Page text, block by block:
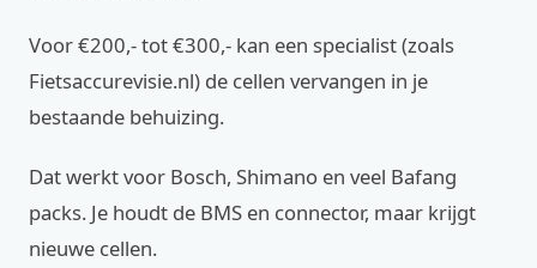
Voor €200,- tot €300,- kan een specialist (zoals
Fietsaccurevisie.nl) de cellen vervangen in je
bestaande behuizing.
Dat werkt voor Bosch, Shimano en veel Bafang
packs. Je houdt de BMS en connector, maar krijgt
nieuwe cellen.